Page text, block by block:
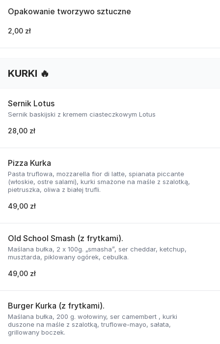
Opakowanie tworzywo sztuczne
2,00 zł
KURKI 🔥
Sernik Lotus
Sernik baskijski z kremem ciasteczkowym Lotus
28,00 zł
Pizza Kurka
Pasta truflowa, mozzarella fior di latte, spianata piccante
(włoskie, ostre salami), kurki smażone na maśle z szalotką,
pietruszka, oliwa z białej trufli.
49,00 zł
Old School Smash (z frytkami).
Maślana bułka, 2 x 100g. „smasha”, ser cheddar, ketchup,
musztarda, piklowany ogórek, cebulka.
49,00 zł
Burger Kurka (z frytkami).
Maślana bułka, 200 g. wołowiny, ser camembert , kurki
duszone na maśle z szalotką, truflowe-mayo, sałata,
grillowany boczek.